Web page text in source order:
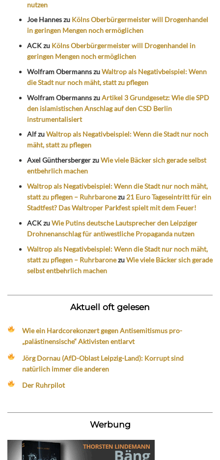
nutzen
Joe Hanneszu Kölns Oberbürgermeister will Drogenhandel
in geringen Mengen noch ermöglichen
ACKzu Kölns Oberbürgermeister will Drogenhandel in
geringen Mengen noch ermöglichen
Wolfram ObermannszuWaltrop als Negativbeispiel: Wenn
die Stadt nur noch mäht, statt zu pflegen
Wolfram ObermannszuArtikel 3 Grundgesetz: Wie die SPD
den islamistischen Anschlag auf den CSD Berlin
instrumentalisiert
AlfzuWaltrop als Negativbeispiel: Wenn die Stadt nur noch
mäht, statt zu pflegen
Axel GünthersbergerzuWie viele Bäcker sich gerade selbst
entbehrlich machen
Waltrop als Negativbeispiel: Wenn die Stadt nur noch mäht,
statt zu pflegen – Ruhrbaronezu 21 Euro Tageseintritt für ein
Stadtfest? Das Waltroper Parkfest spielt mit dem Feuer!
ACKzuWie Putins deutsche Lautsprecher den Leipziger
Drohnenanschlag für antiwestliche Propaganda nutzen
Waltrop als Negativbeispiel: Wenn die Stadt nur noch mäht,
statt zu pflegen – RuhrbaronezuWie viele Bäcker sich gerade
selbst entbehrlich machen
Aktuell oft gelesen
Wie ein Hardcorekonzert gegen Antisemitismus pro-
„palästinensische“ Aktivisten entlarvt
Jörg Dornau (AfD-Oblast Leipzig-Land): Korrupt sind
natürlich immer die anderen
Der Ruhrpilot
Werbung